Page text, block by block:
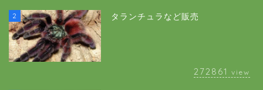
2 タランチュラなど販売
272861 view